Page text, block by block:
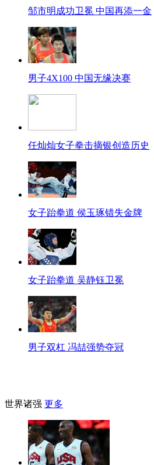
邹市明成功卫冕 中国再添一金
男子4X100 中国无缘决赛
任灿灿女子拳击摘银创造历史
女子跆拳道 侯玉琢错失金牌
女子跆拳道 吴静钰卫冕
男子双杠 冯喆强势夺冠
世界诸强 更多